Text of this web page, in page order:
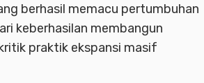
berhasil memacu pertumbuhan
keberhasilan membangun
praktik ekspansi masif